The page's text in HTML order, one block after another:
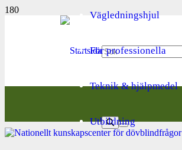
Vägledningshjul
För professionella
Teknik & hjälpmedel
Utbildning